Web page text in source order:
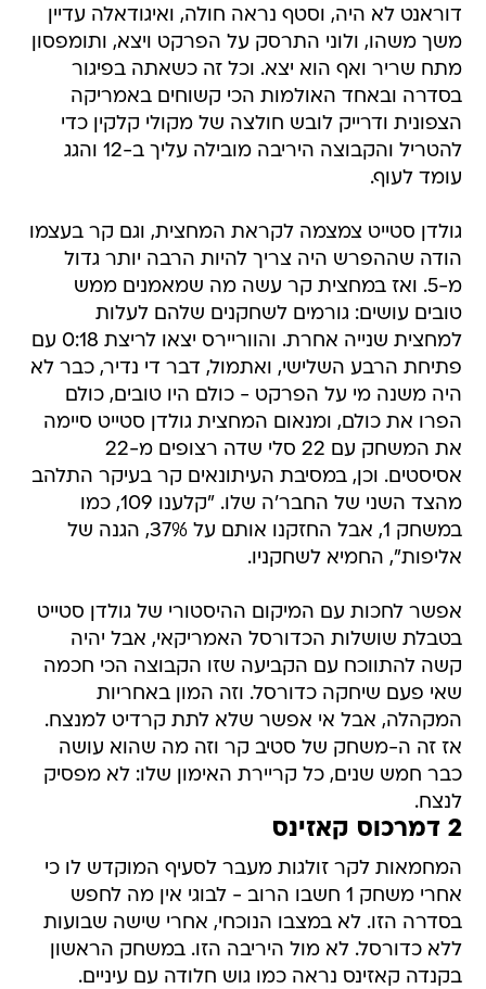
דוראנט לא היה, וסטף נראה חולה, ואיגודאלה עדיין
משך משהו, ולוני התרסק על הפרקט ויצא, ותומפסון
מתח שריר ואף הוא יצא. וכל זה כשאתה בפיגור
בסדרה ובאחד האולמות הכי קשוחים באמריקה
הצפונית ודרייק לובש חולצה של מקולי קלקין כדי
להטריל והקבוצה היריבה מובילה עליך ב-12 והגג
עומד לעוף.
גולדן סטייט צמצמה לקראת המחצית, וגם קר בעצמו
הודה שההפרש היה צריך להיות הרבה יותר גדול
מ-5. ואז במחצית קר עשה מה שמאמנים ממש
טובים עושים: גורמים לשחקנים שלהם לעלות
למחצית שנייה אחרת. והווריירס יצאו לריצת 0:18 עם
פתיחת הרבע השלישי, ואתמול, דבר די נדיר, כבר לא
היה משנה מי על הפרקט - כולם היו טובים, כולם
הפרו את כולם, ומנאום המחצית גולדן סטייט סיימה
את המשחק עם 22 סלי שדה רצופים מ-22
אסיסטים. וכן, במסיבת העיתונאים קר בעיקר התלהב
מהצד השני של החבר'ה שלו. "קלענו 109, כמו
במשחק 1, אבל החזקנו אותם על 37%, הגנה של
אליפות", החמיא לשחקניו.
אפשר לחכות עם המיקום ההיסטורי של גולדן סטייט
בטבלת שושלות הכדורסל האמריקאי, אבל יהיה
קשה להתווכח עם הקביעה שזו הקבוצה הכי חכמה
שאי פעם שיחקה כדורסל. וזה המון באחריות
המקהלה, אבל אי אפשר שלא לתת קרדיט למנצח.
אז זה ה-משחק של סטיב קר וזה מה שהוא עושה
כבר חמש שנים, כל קריירת האימון שלו: לא מפסיק
לנצח.
2 דמרכוס קאזינס
המחמאות לקר זולגות מעבר לסעיף המוקדש לו כי
אחרי משחק 1 חשבו הרוב - לבוגי אין מה לחפש
בסדרה הזו. לא במצבו הנוכחי, אחרי שישה שבועות
ללא כדורסל. לא מול היריבה הזו. במשחק הראשון
בקנדה קאזינס נראה כמו גוש חלודה עם עיניים.